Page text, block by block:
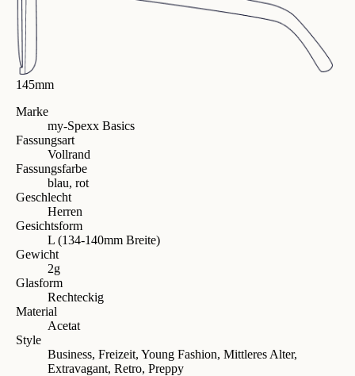
145mm
Marke
my-Spexx Basics
Fassungsart
Vollrand
Fassungsfarbe
blau, rot
Geschlecht
Herren
Gesichtsform
L (134-140mm Breite)
Gewicht
2g
Glasform
Rechteckig
Material
Acetat
Style
Business, Freizeit, Young Fashion, Mittleres Alter,
Extravagant, Retro, Preppy